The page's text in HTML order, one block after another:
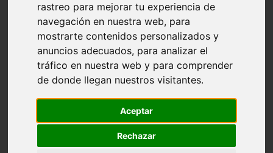
rastreo para mejorar tu experiencia de
navegación en nuestra web, para
mostrarte contenidos personalizados y
anuncios adecuados, para analizar el
tráfico en nuestra web y para comprender
de donde llegan nuestros visitantes.
Aceptar
Rechazar
Málaga - torremolinos
Asturias - oviedo
Cádiz - el-puerto-de-santa-maría
Toledo - illescas
álava - vitoria-gasteiz
Málaga - marbella
Zaragoza - zaragoza
Barcelona - barcelona
Pontevedra - lalín
Cantabria - val-de-san-vicente